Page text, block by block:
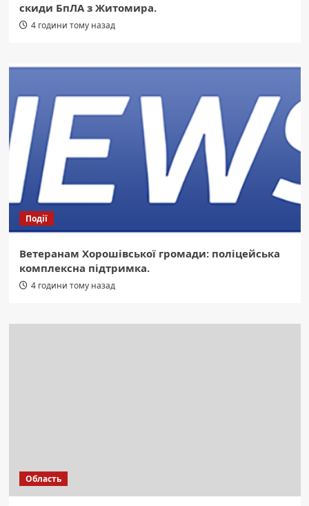
скиди БпЛА з Житомира.
4 години тому назад
Події
Ветеранам Хорошівської громади: поліцейська
комплексна підтримка.
4 години тому назад
Область